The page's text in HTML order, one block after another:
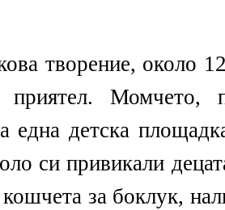
творение, около
приятел. Момчето,
една детска
си привикали
за боклук,